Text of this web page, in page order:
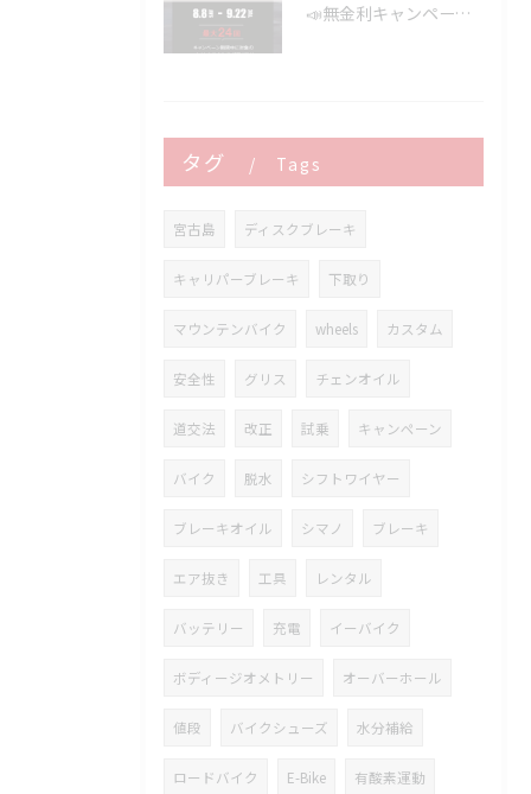
📣無金利キャンペーン開催決定‼️
タグ Tags
宮古島 ディスクブレーキ
キャリパーブレーキ 下取り
マウンテンバイク wheels カスタム
安全性 グリス チェンオイル
道交法 改正 試乗 キャンペーン
バイク 脱水 シフトワイヤー
ブレーキオイル シマノ ブレーキ
エア抜き 工具 レンタル
バッテリー 充電 イーバイク
ボディージオメトリー オーバーホール
値段 バイクシューズ 水分補給
ロードバイク E-Bike 有酸素運動